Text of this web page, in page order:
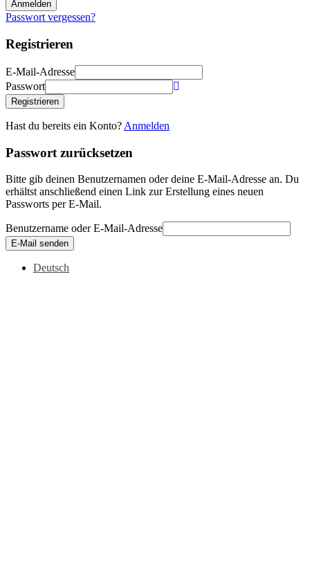
Anmelden
Passwort vergessen?
Registrieren
E-Mail-Adresse
Passwort
Registrieren
Hast du bereits ein Konto? Anmelden
Passwort zurücksetzen
Bitte gib deinen Benutzernamen oder deine E-Mail-Adresse an. Du
erhältst anschließend einen Link zur Erstellung eines neuen
Passworts per E-Mail.
Benutzername oder E-Mail-Adresse
E-Mail senden
Deutsch